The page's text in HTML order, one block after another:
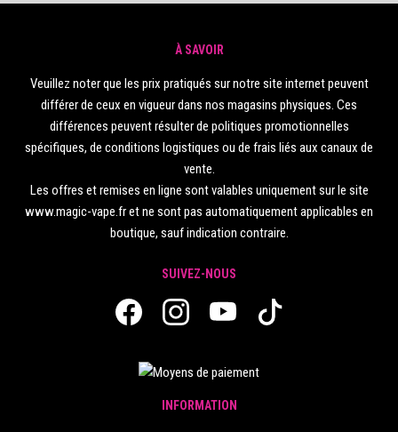
À SAVOIR
Veuillez noter que les prix pratiqués sur notre site internet peuvent
différer de ceux en vigueur dans nos magasins physiques. Ces
différences peuvent résulter de politiques promotionnelles
spécifiques, de conditions logistiques ou de frais liés aux canaux de
vente.
Les offres et remises en ligne sont valables uniquement sur le site
www.magic-vape.fr et ne sont pas automatiquement applicables en
boutique, sauf indication contraire.
SUIVEZ-NOUS
INFORMATION